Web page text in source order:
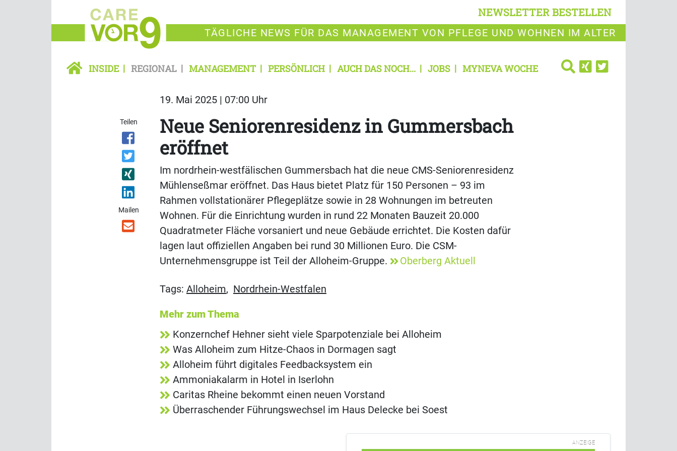
NEWSLETTER BESTELLEN
TÄGLICHE NEWS FÜR DAS MANAGEMENT VON PFLEGE UND WOHNEN IM ALTER
INSIDE REGIONAL MANAGEMENT PERSÖNLICH AUCH DAS NOCH... JOBS MYNEVA WOCHE
19. Mai 2025 | 07:00 Uhr
Teilen
Mailen
Neue Seniorenresidenz in Gummersbach
eröffnet
Im nordrhein-westfälischen Gummersbach hat die neue CMS-Seniorenresidenz
Mühlenseßmar eröffnet. Das Haus bietet Platz für 150 Personen – 93 im
Rahmen vollstationärer Pflegeplätze sowie in 28 Wohnungen im betreuten
Wohnen. Für die Einrichtung wurden in rund 22 Monaten Bauzeit 20.000
Quadratmeter Fläche vorsaniert und neue Gebäude errichtet. Die Kosten dafür
lagen laut offiziellen Angaben bei rund 30 Millionen Euro. Die CSM-
Unternehmensgruppe ist Teil der Alloheim-Gruppe.
Oberberg Aktuell
Tags: Alloheim, Nordrhein-Westfalen
Mehr zum Thema
Konzernchef Hehner sieht viele Sparpotenziale bei Alloheim
Was Alloheim zum Hitze-Chaos in Dormagen sagt
Alloheim führt digitales Feedbacksystem ein
Ammoniakalarm in Hotel in Iserlohn
Caritas Rheine bekommt einen neuen Vorstand
Überraschender Führungswechsel im Haus Delecke bei Soest
ANZEIGE